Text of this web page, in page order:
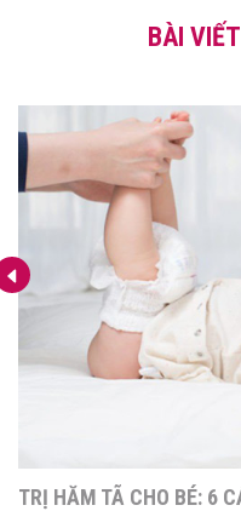
BÀI
6 CÁCH NGỪA HĂM TÃ